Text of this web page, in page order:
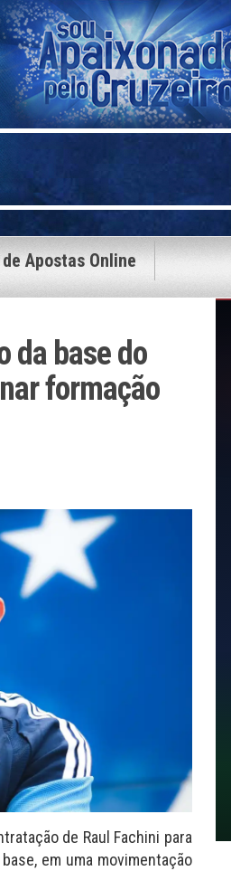
Apostas Online
da base do
formação
de Raul Fachini para
em uma movimentação